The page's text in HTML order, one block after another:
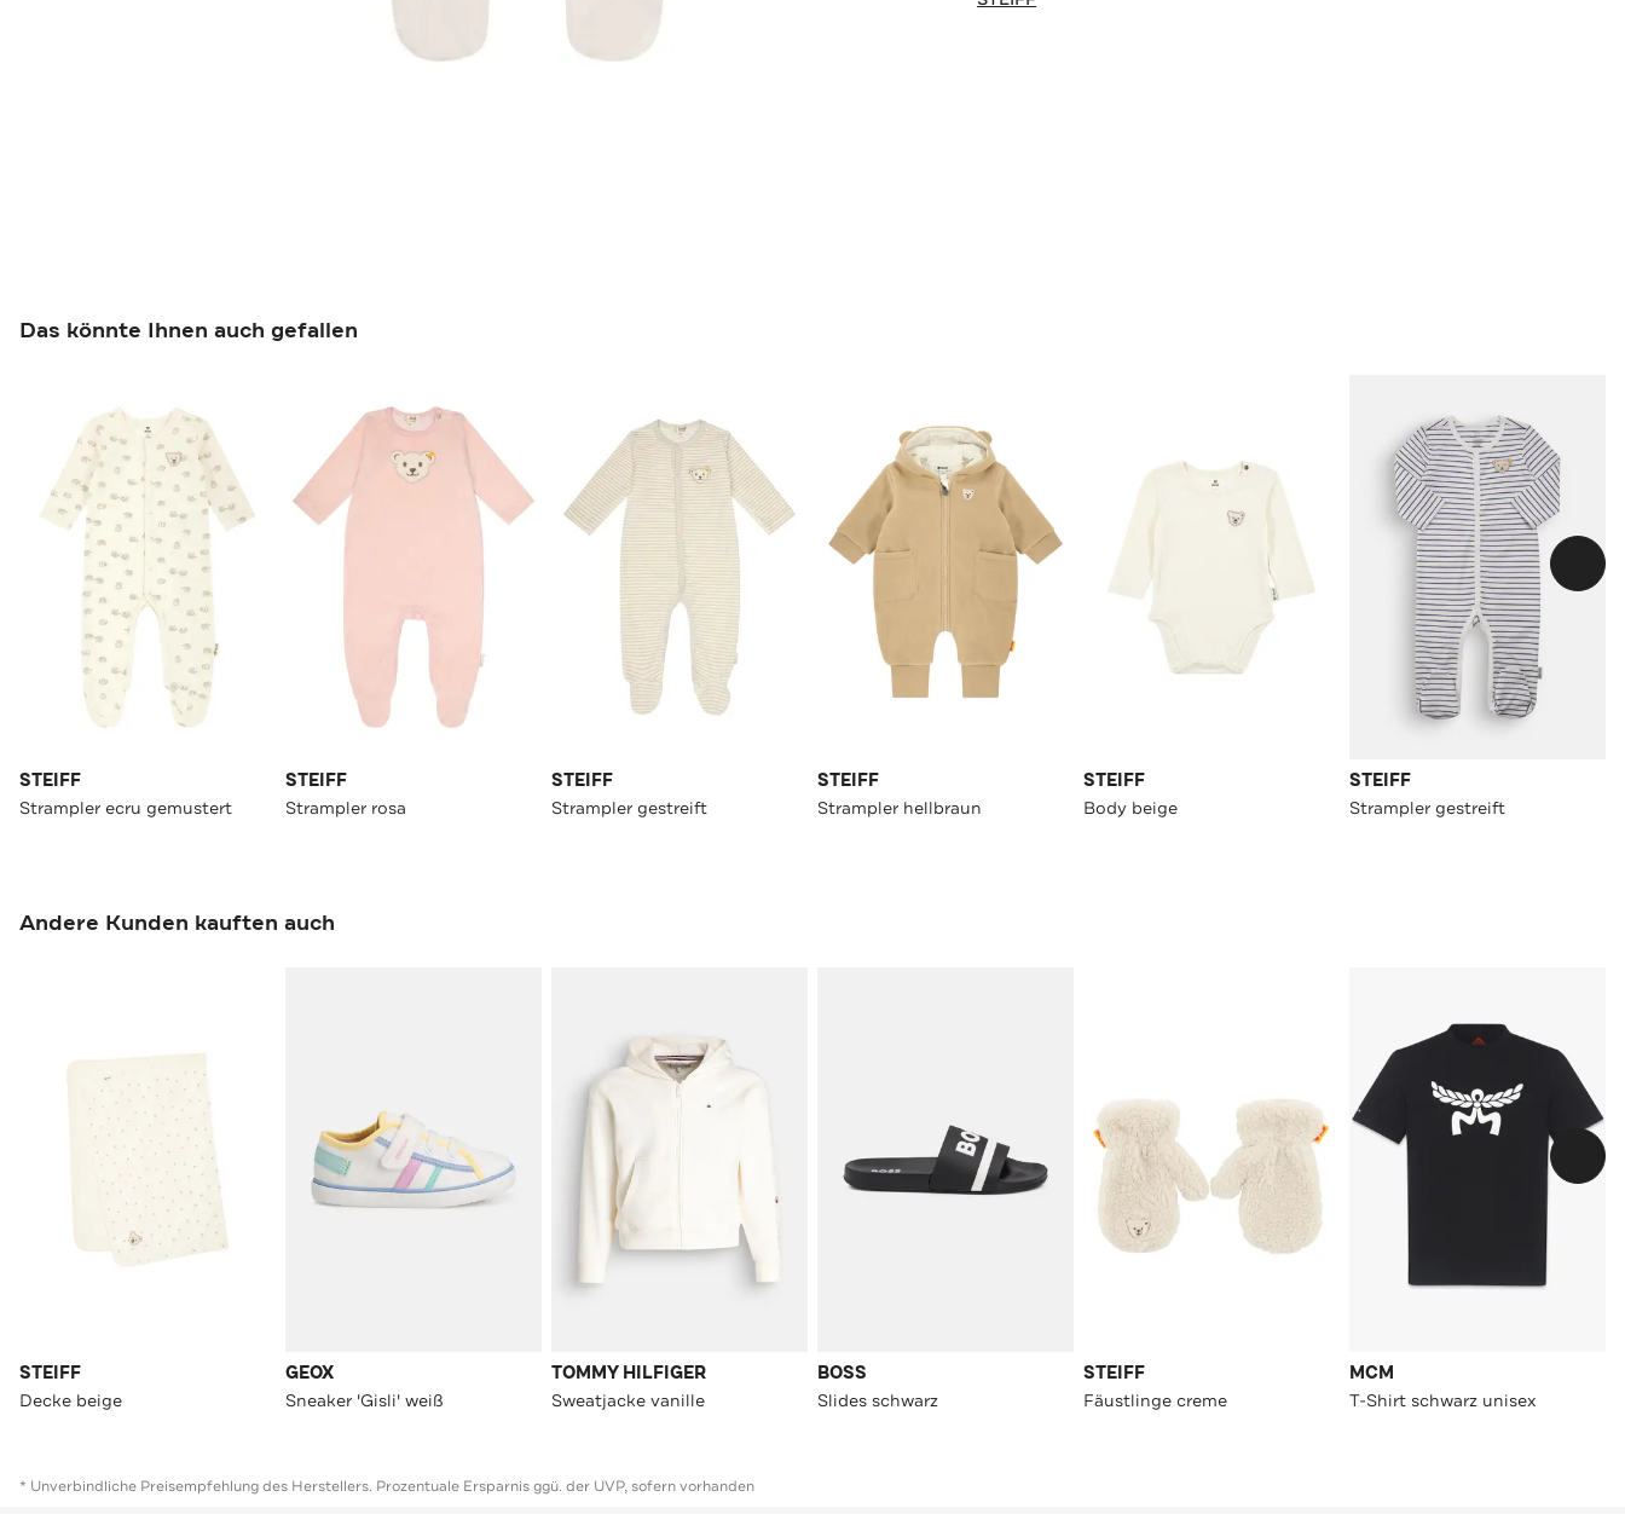
Das könnte Ihnen auch gefallen
STEIFF
Strampler ecru gemustert
STEIFF
Strampler rosa
STEIFF
Strampler gestreift
STEIFF
Strampler hellbraun
STEIFF
Body beige
STEIFF
Strampler gestreift
Andere Kunden kauften auch
STEIFF
Decke beige
GEOX
Sneaker 'Gisli' weiß
TOMMY HILFIGER
Sweatjacke vanille
BOSS
Slides schwarz
STEIFF
Fäustlinge creme
MCM
T-Shirt schwarz unisex
* Unverbindliche Preisempfehlung des Herstellers. Prozentuale Ersparnis ggü. der UVP, sofern vorhanden